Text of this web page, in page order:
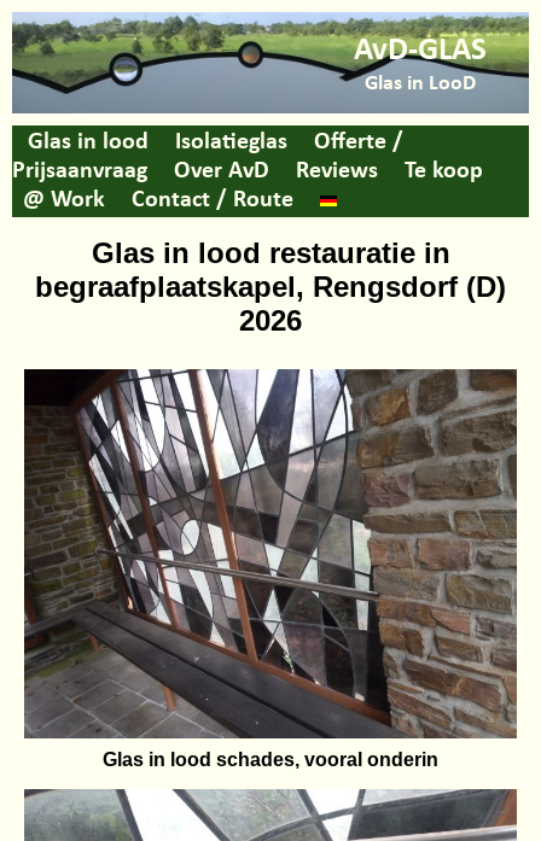
AvD-GLAS
Glas in LooD
Glas in lood Isolatieglas
Offerte /
Prijsaanvraag
Over AvD Reviews
Te koop
@ Work
Contact / Route
Glas in lood restauratie in
begraafplaatskapel, Rengsdorf (D)
2026
Glas in lood schades, vooral onderin